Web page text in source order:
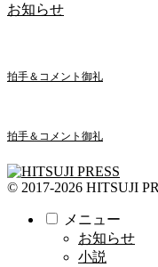
お知らせ
拍手＆コメント御礼
拍手＆コメント御礼
© 2017-2026 HITSUJI
メニュー
お知らせ
小説